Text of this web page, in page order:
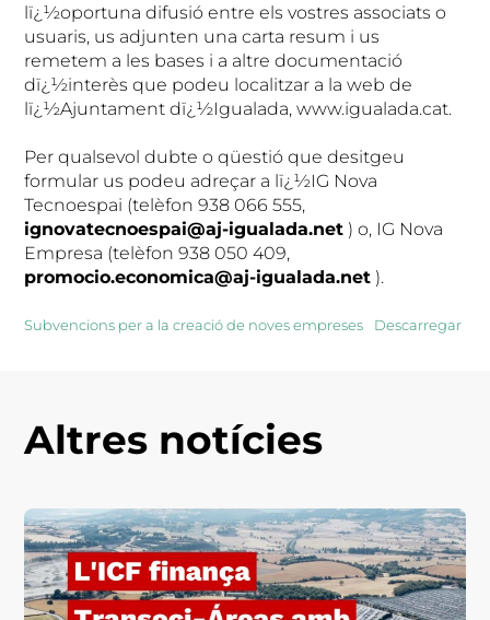
lï¿½oportuna difusió entre els vostres associats o
usuaris, us adjunten una carta resum i us
remetem a les bases i a altre documentació
dï¿½interès que podeu localitzar a la web de
lï¿½Ajuntament dï¿½Igualada, www.igualada.cat.
Per qualsevol dubte o qüestió que desitgeu
formular us podeu adreçar a lï¿½IG Nova
Tecnoespai (telèfon 938 066 555,
ignovatecnoespai@aj-igualada.net ) o, IG Nova
Empresa (telèfon 938 050 409,
promocio.economica@aj-igualada.net ).
Subvencions per a la creació de noves empreses Descarregar
Altres notícies